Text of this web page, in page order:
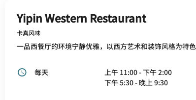
Yipin Western Restaurant
卡真风味
一品西餐厅的环境宁静优雅，以西方艺术和装饰风格为特
每天
上午 11:00 - 下午 2:00
下午 5:30 - 晚上 9:30